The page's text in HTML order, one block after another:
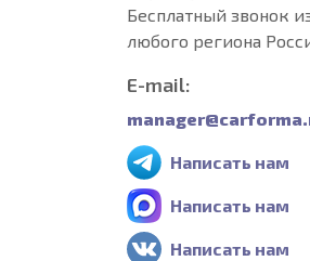
Бесплатный звонок
любого региона
E-mail:
Написать нам
Написать нам
Написать нам